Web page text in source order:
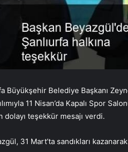
Büyükşehir Belediye Başkanı
11 Nisan’da Kapalı Spor
dolayı teşekkür mesajı verdi.
31 Mart’ta sandıkları